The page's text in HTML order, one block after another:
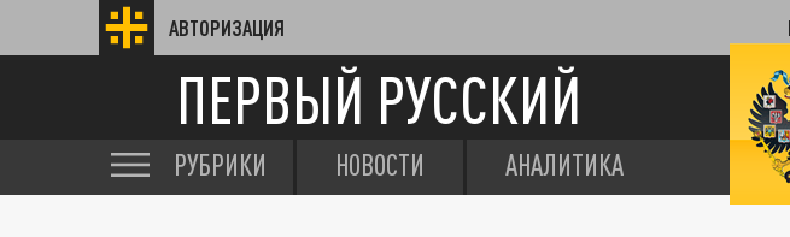
АВТОРИЗАЦИЯ
ПЕРВЫЙ РУССКИЙ
РУБРИКИ НОВОСТИ АНАЛИТИКА